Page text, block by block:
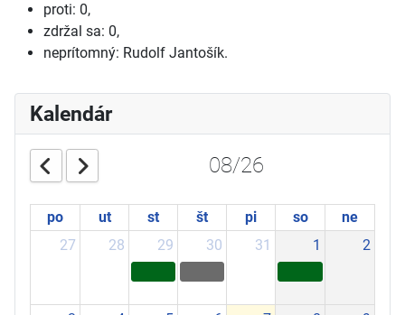
proti: 0,
zdržal sa: 0,
neprítomný: Rudolf Jantošík.
Kalendár
08/26
po ut st št pi so
ne
27
28 29 30 31 1 2